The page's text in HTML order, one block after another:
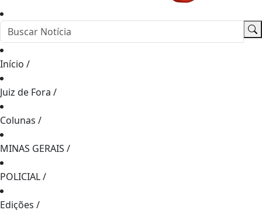
Início /
Juiz de Fora /
Colunas /
MINAS GERAIS /
POLICIAL/
Edições /